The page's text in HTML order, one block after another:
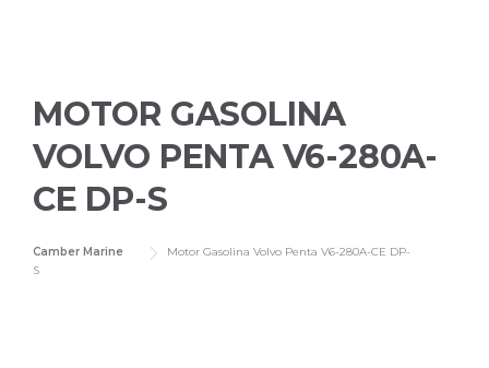
MOTOR GASOLINA
VOLVO PENTA V6-280A-
CE DP-S
Camber Marine
Motor Gasolina Volvo Penta V6-280A-CE DP-
S